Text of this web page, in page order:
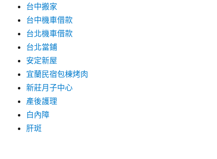
台中搬家
台中機車借款
台北機車借款
台北當鋪
安定新屋
宜蘭民宿包棟烤肉
新莊月子中心
產後護理
白內障
肝斑